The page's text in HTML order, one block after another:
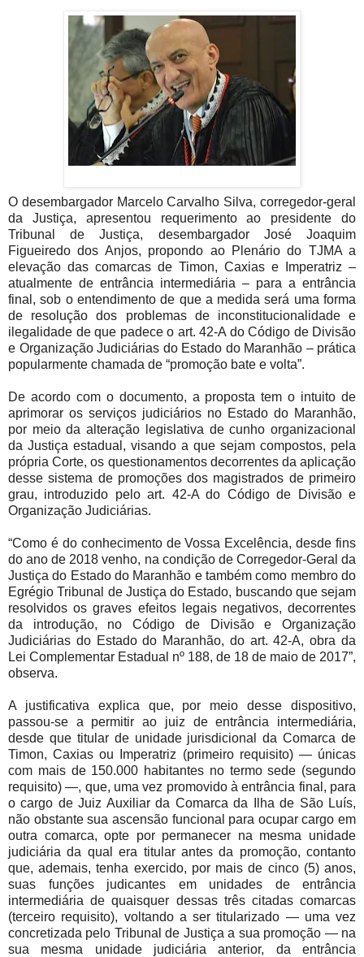
O desembargador Marcelo Carvalho Silva, corregedor-geral
da Justiça, apresentou requerimento ao presidente do
Tribunal de Justiça, desembargador José Joaquim
Figueiredo dos Anjos, propondo ao Plenário do TJMA a
elevação das comarcas de Timon, Caxias e Imperatriz –
atualmente de entrância intermediária – para a entrância
final, sob o entendimento de que a medida será uma forma
de resolução dos problemas de inconstitucionalidade e
ilegalidade de que padece o art. 42-A do Código de Divisão
e Organização Judiciárias do Estado do Maranhão – prática
popularmente chamada de “promoção bate e volta”.
De acordo com o documento, a proposta tem o intuito de
aprimorar os serviços judiciários no Estado do Maranhão,
por meio da alteração legislativa de cunho organizacional
da Justiça estadual, visando a que sejam compostos, pela
própria Corte, os questionamentos decorrentes da aplicação
desse sistema de promoções dos magistrados de primeiro
grau, introduzido pelo art. 42-A do Código de Divisão e
Organização Judiciárias.
“Como é do conhecimento de Vossa Excelência, desde fins
do ano de 2018 venho, na condição de Corregedor-Geral da
Justiça do Estado do Maranhão e também como membro do
Egrégio Tribunal de Justiça do Estado, buscando que sejam
resolvidos os graves efeitos legais negativos, decorrentes
da introdução, no Código de Divisão e Organização
Judiciárias do Estado do Maranhão, do art. 42-A, obra da
Lei Complementar Estadual nº 188, de 18 de maio de 2017”,
observa.
A justificativa explica que, por meio desse dispositivo,
passou-se a permitir ao juiz de entrância intermediária,
desde que titular de unidade jurisdicional da Comarca de
Timon, Caxias ou Imperatriz (primeiro requisito) — únicas
com mais de 150.000 habitantes no termo sede (segundo
requisito) —, que, uma vez promovido à entrância final, para
o cargo de Juiz Auxiliar da Comarca da Ilha de São Luís,
não obstante sua ascensão funcional para ocupar cargo em
outra comarca, opte por permanecer na mesma unidade
judiciária da qual era titular antes da promoção, contanto
que, ademais, tenha exercido, por mais de cinco (5) anos,
suas funções judicantes em unidades de entrância
intermediária de quaisquer dessas três citadas comarcas
(terceiro requisito), voltando a ser titularizado — uma vez
concretizada pelo Tribunal de Justiça a sua promoção — na
sua mesma unidade judiciária anterior, da entrância